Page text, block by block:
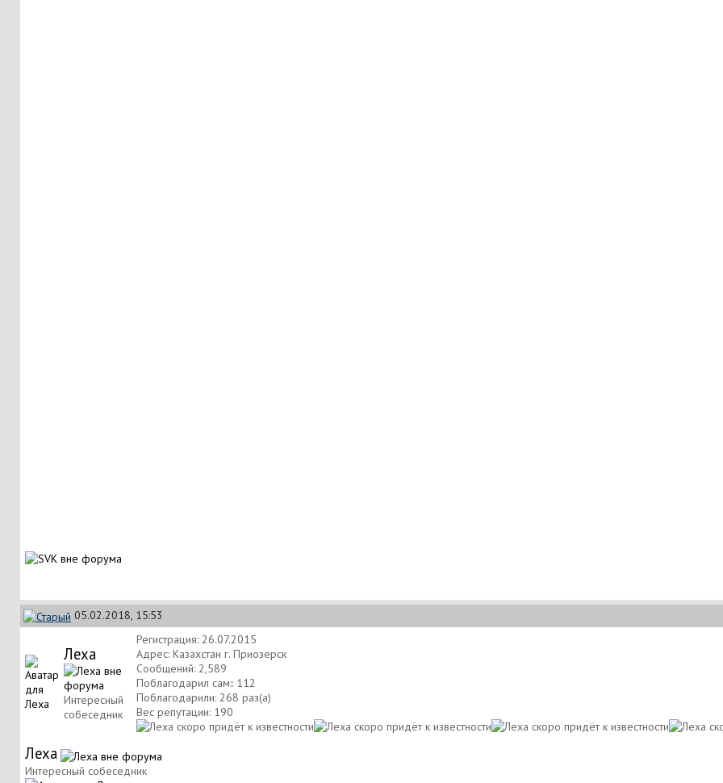
05.02.2018, 15:53
Леха
Интересный
собеседник
Регистрация: 26.07.2015
Адрес: Казахстан г. Приозерск
Сообщений: 2,589
Поблагодарил сам:: 112
Поблагодарили: 268 раз(а)
Вес репутации: 190
Леха
Интересный собеседник